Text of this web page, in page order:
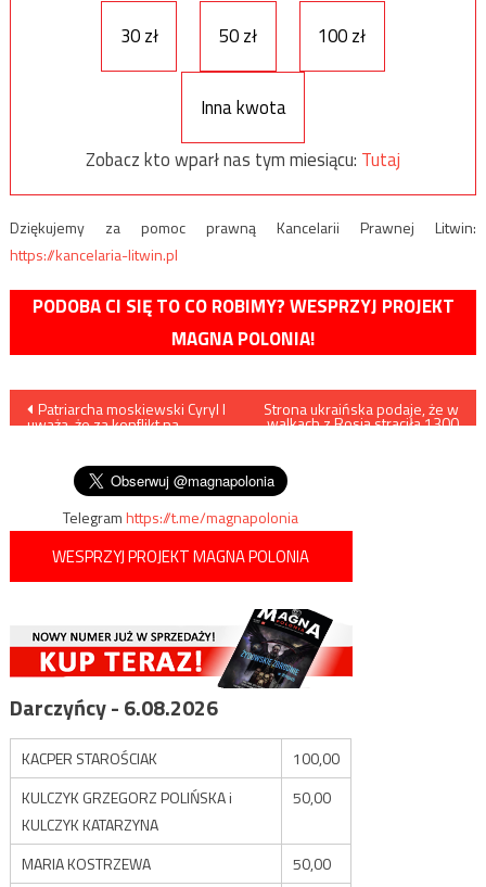
30 zł
50 zł 100 zł
Inna kwota
Zobacz kto wparł nas tym miesiącu: Tutaj
Dziękujemy za pomoc prawną Kancelarii Prawnej Litwin:
https://kancelaria-litwin.pl
PODOBA CI SIĘ TO CO ROBIMY? WESPRZYJ PROJEKT
MAGNA POLONIA!
Nawigacja
Patriarcha moskiewski Cyryl I
uważa, że za konflikt na
Strona ukraińska podaje, że w
walkach z Rosją straciła 1300
Telegramhttps://t.me/magnapolonia
WESPRZYJ PROJEKT MAGNA POLONIA
Darczyńcy - 6.08.2026
KACPER STAROŚCIAK
100,00
KULCZYK GRZEGORZ POLIŃSKA i
KULCZYK KATARZYNA
50,00
MARIA KOSTRZEWA 50,00